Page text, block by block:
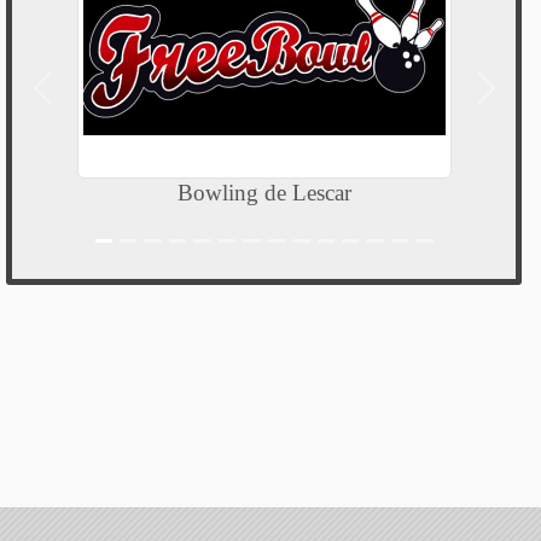
Bowling de Lescar
Précedent